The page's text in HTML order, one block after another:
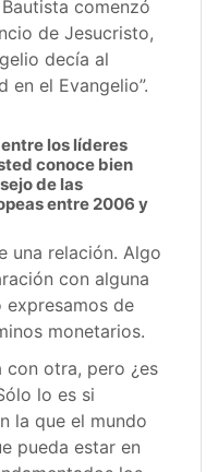
comenzó
de Jesucristo,
decía al
en el Evangelio”.
los líderes
conoce bien
de las
entre 2006 y
una relación. Algo
con alguna
expresamos de
monetarios.
con otra, pero ¿es
lo es si
la que el mundo
pueda estar en